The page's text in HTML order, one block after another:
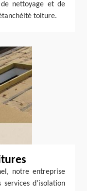
nettoyage et de
toiture.
notre entreprise
d’isolation